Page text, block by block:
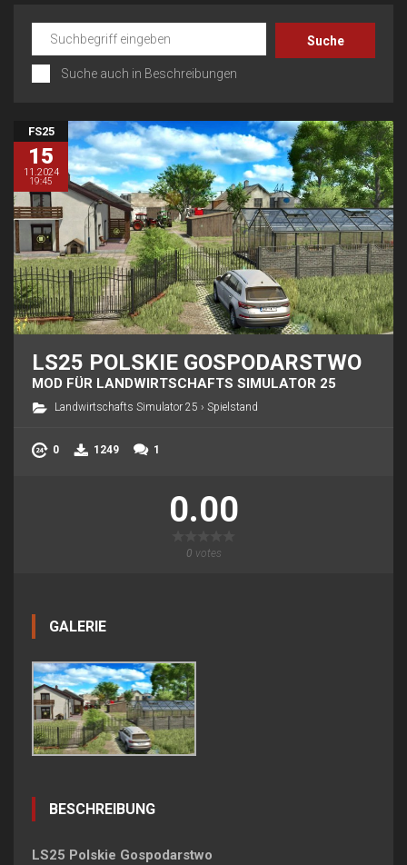
Suche auch in Beschreibungen
FS25
15
11.2024
19:45
LS25 POLSKIE GOSPODARSTWO
MOD FÜR LANDWIRTSCHAFTS SIMULATOR 25
Landwirtschafts Simulator 25 › Spielstand
0 1249 1
0.00
0 votes
GALERIE
BESCHREIBUNG
LS25 Polskie Gospodarstwo